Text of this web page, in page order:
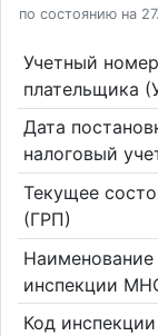
по состоянию на
Учетный номер
плательщика
Дата
налоговый
Текущее
(ГРП)
Наименование
инспекции
Код